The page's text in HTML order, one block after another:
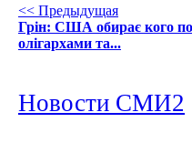
<< Предыдущая
Грін: США обирає кого
олігархами та...
Новости СМИ2